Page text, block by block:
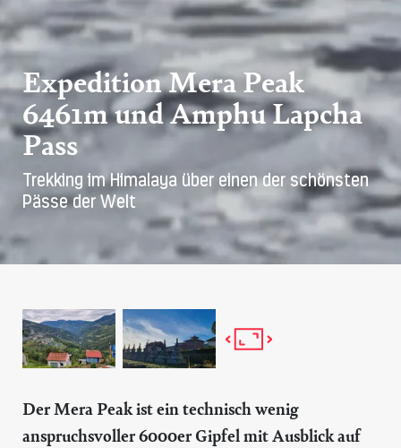
Expedition Mera Peak
6461m und Amphu Lapcha
Pass
Trekking im Himalaya über einen der schönsten
Pässe der Welt
Der Mera Peak ist ein technisch wenig
anspruchsvoller 6000er Gipfel mit Ausblick auf